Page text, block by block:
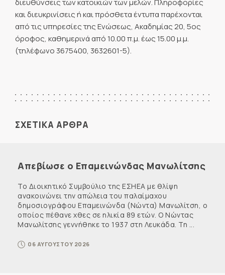
και διευκρινίσεις ή και πρόσθετα έντυπα παρέχονται
από τις υπηρεσίες της Ενώσεως, Ακαδημίας 20, 5ος
όροφος, καθημερινά από 10.00 π.μ. έως 15.00 μ.μ.
(τηλέφωνο 3675400, 3632601-5).
ΣΧΕΤΙΚΑ ΑΡΘΡΑ
Απεβίωσε ο Επαμεινώνδας Μανωλίτσης
Το Διοικητικό Συμβούλιο της ΕΣΗΕΑ με θλίψη
ανακοινώνει την απώλεια του παλαίμαχου
δημοσιογράφου Επαμεινώνδα (Νώντα) Μανωλίτση, ο
οποίος πέθανε χθες σε ηλικία 89 ετών. Ο Νώντας
Μανωλίτσης γεννήθηκε το 1937 στη Λευκάδα. Τη ...
06 ΑΥΓΟΥΣΤΟΥ 2026